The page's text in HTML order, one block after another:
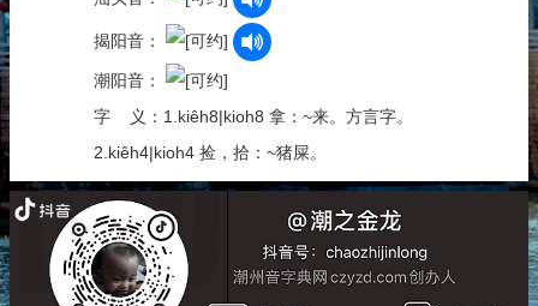
揭阳音：
潮阳音：
字 义：1.kiêh8|kioh8 拿：~来。方言字。
2.kiêh4|kioh4 捡，拾：~猪屎。